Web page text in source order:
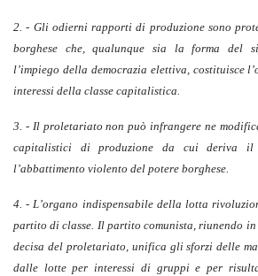
2. - Gli odierni rapporti di produzione sono
borghese che, qualunque sia la forma del
l’impiego della democrazia elettiva, costituisce
interessi della classe capitalistica.
3. - Il proletariato non può infrangere ne
capitalistici di produzione da cui deriva il
l’abbattimento violento del potere borghese.
4. - L’organo indispensabile della lotta
partito di classe. Il partito comunista, riunendo in
decisa del proletariato, unifica gli sforzi delle
dalle lotte per interessi di gruppi e per